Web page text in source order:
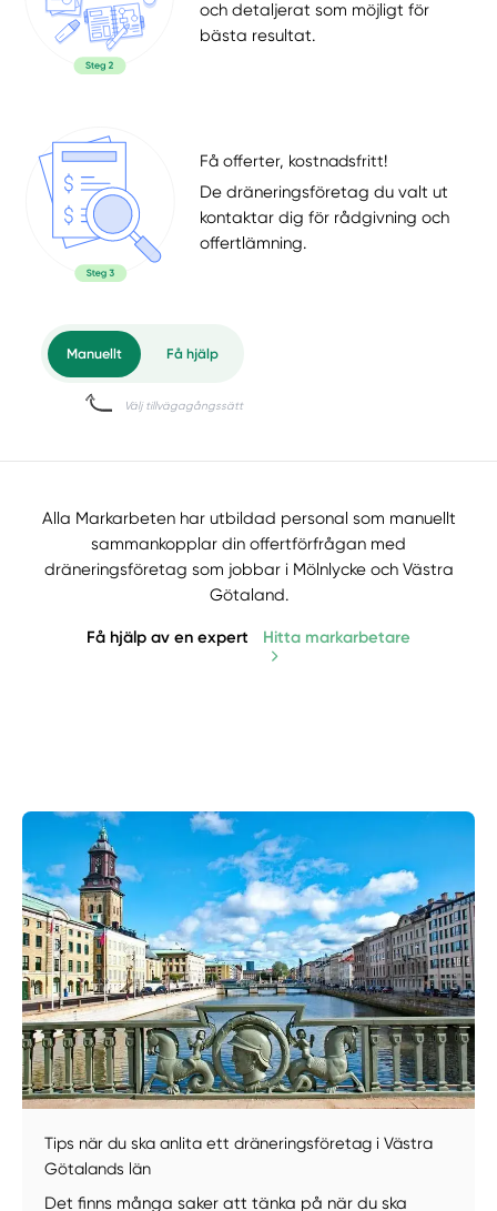
och detaljerat som möjligt för
bästa resultat.
Få offerter, kostnadsfritt!
De dräneringsföretag du valt ut
kontaktar dig för rådgivning och
offertlämning.
Manuellt Få hjälp
Välj tillvägagångssätt
Alla Markarbeten har utbildad personal som manuellt
sammankopplar din offertförfrågan med
dräneringsföretag som jobbar i Mölnlycke och Västra
Götaland.
Få hjälp av en expert Hitta markarbetare
Tips när du ska anlita ett dräneringsföretag i Västra
Götalands län
Det finns många saker att tänka på när du ska